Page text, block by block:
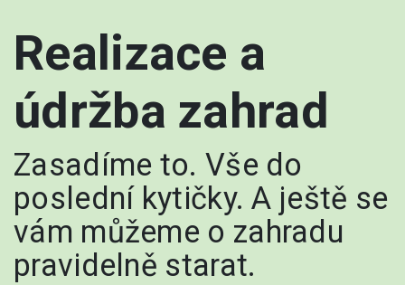
Realizace a
údržba zahrad
Zasadíme to. Vše do
poslední kytičky. A ještě se
vám můžeme o zahradu
pravidelně starat.